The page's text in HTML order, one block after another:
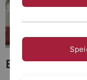
E-Journals